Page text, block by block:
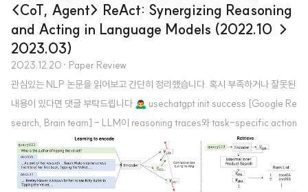
<CoT, Agent> ReAct: Synergizing Reasoning
and Acting in Language Models (2022.10 →
2023.03)
2023.12.20 · Paper Review
관심있는 NLP 논문을 읽어보고 간단히 정리했습니다. 혹시 부족하거나 잘못된
내용이 있다면 댓글 부탁드립니다 🙇‍♂️ usechatgpt init success [Google Re
search, Brain team] - LLM이 reasoning traces와 task-specific action
s를 interleaved manner로 생성하도록 하는 ReAct - chain-of-thought
(CoT) reasoning에서 나타나는 hallucination & error propagation 문제를
극복 - 두 개의 interactive decision making benchmarks (ALFWorld &